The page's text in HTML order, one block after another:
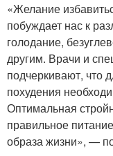
«Желание
побуждает нас к
голодание,
другим. Врачи и
подчеркивают, что
похудения
Оптимальная
правильное
образа жизни», —